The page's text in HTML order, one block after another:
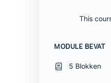
This
MODULE BEVAT
5 Blokken